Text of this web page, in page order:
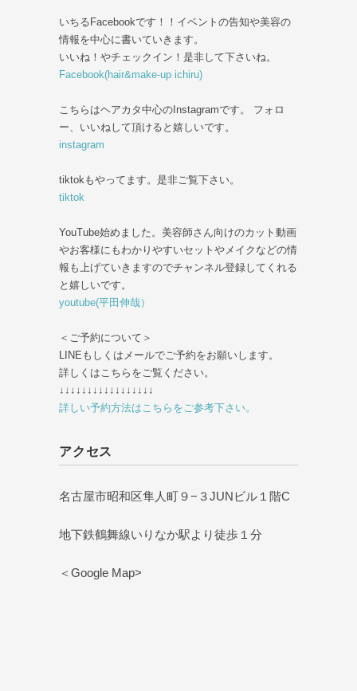
いちるFacebookです！！イベントの告知や美容の
情報を中心に書いていきます。
いいね！やチェックイン！是非して下さいね。
Facebook(hair&make-up ichiru)
こちらはヘアカタ中心のInstagramです。 フォロ
ー、いいねして頂けると嬉しいです。
instagram
tiktokもやってます。是非ご覧下さい。
tiktok
YouTube始めました。美容師さん向けのカット動画
やお客様にもわかりやすいセットやメイクなどの情
報も上げていきますのでチャンネル登録してくれる
と嬉しいです。
youtube(平田伸哉）
＜ご予約について＞
LINEもしくはメールでご予約をお願いします。
詳しくはこちらをご覧ください。
↓↓↓↓↓↓↓↓↓↓↓↓↓↓↓↓↓
詳しい予約方法はこちらをご参考下さい。
アクセス
名古屋市昭和区隼人町９−３JUNビル１階C
地下鉄鶴舞線いりなか駅より徒歩１分
＜Google Map>